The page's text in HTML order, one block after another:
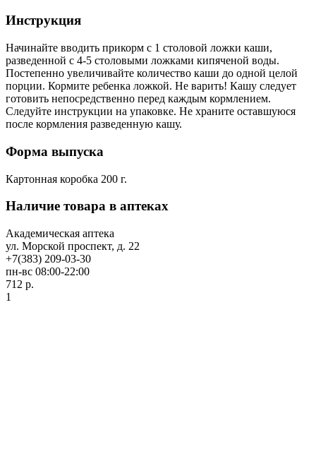
Инструкция
Начинайте вводить прикорм с 1 столовой ложки каши,
разведенной с 4-5 столовыми ложками кипяченой воды.
Постепенно увеличивайте количество каши до одной целой
порции. Кормите ребенка ложкой. Не варить! Кашу следует
готовить непосредственно перед каждым кормлением.
Следуйте инструкции на упаковке. Не храните оставшуюся
после кормления разведенную кашу.
Форма выпуска
Картонная коробка 200 г.
Наличие товара в аптеках
Академическая аптека
ул. Морской проспект, д. 22
+7(383) 209-03-30
пн-вс 08:00-22:00
712 р.
1